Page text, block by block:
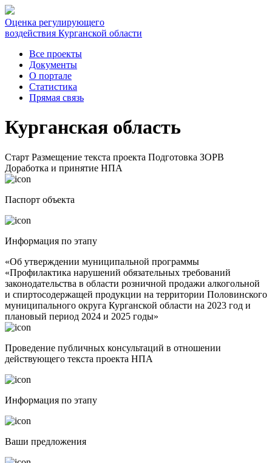
Оценка регулирующего
воздействия Курганской области
Все проекты
Документы
О портале
Статистика
Прямая связь
Курганская область
Старт Размещение текста проекта Подготовка ЗОРВ
Доработка и принятие НПА
Паспорт объекта
Информация по этапу
«Об утверждении муниципальной программы
«Профилактика нарушений обязательных требований
законодательства в области розничной продажи алкогольной
и спиртосодержащей продукции на территории Половинского
муниципального округа Курганской области на 2023 год и
плановый период 2024 и 2025 годы»
Проведение публичных консультаций в отношении
действующего текста проекта НПА
Информация по этапу
Ваши предложения